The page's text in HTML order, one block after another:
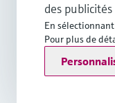
Copyright ©
Mentions
des
En
Pour plus de